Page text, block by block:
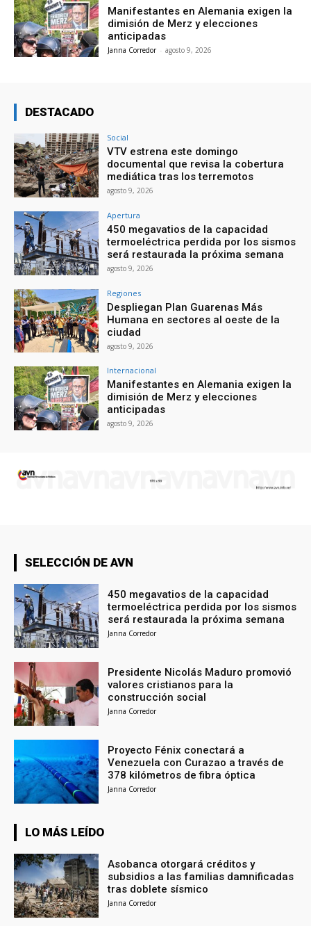
Manifestantes en Alemania exigen la
dimisión de Merz y elecciones
anticipadas
Janna Corredor - agosto 9, 2026
DESTACADO
Social
VTV estrena este domingo
documental que revisa la cobertura
mediática tras los terremotos
agosto 9, 2026
Apertura
450 megavatios de la capacidad
termoeléctrica perdida por los sismos
será restaurada la próxima semana
agosto 9, 2026
Regiones
Despliegan Plan Guarenas Más
Humana en sectores al oeste de la
ciudad
agosto 9, 2026
Internacional
Manifestantes en Alemania exigen la
dimisión de Merz y elecciones
anticipadas
agosto 9, 2026
SELECCIÓN DE AVN
450 megavatios de la capacidad
termoeléctrica perdida por los sismos
será restaurada la próxima semana
Janna Corredor
Presidente Nicolás Maduro promovió
valores cristianos para la
construcción social
Janna Corredor
Proyecto Fénix conectará a
Venezuela con Curazao a través de
378 kilómetros de fibra óptica
Janna Corredor
LO MÁS LEÍDO
Asobanca otorgará créditos y
subsidios a las familias damnificadas
tras doblete sísmico
Janna Corredor